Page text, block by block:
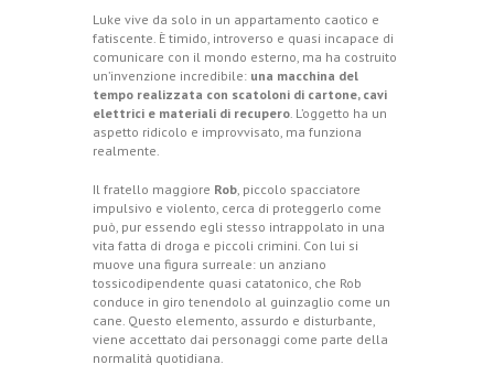
Luke vive da solo in un appartamento caotico e
fatiscente. È timido, introverso e quasi incapace di
comunicare con il mondo esterno, ma ha costruito
un’invenzione incredibile: una macchina del
tempo realizzata con scatoloni di cartone, cavi
elettrici e materiali di recupero . L’oggetto ha un
aspetto ridicolo e improvvisato, ma funziona
realmente.
Il fratello maggiore Rob , piccolo spacciatore
impulsivo e violento, cerca di proteggerlo come
può, pur essendo egli stesso intrappolato in una
vita fatta di droga e piccoli crimini. Con lui si
muove una figura surreale: un anziano
tossicodipendente quasi catatonico, che Rob
conduce in giro tenendolo al guinzaglio come un
cane. Questo elemento, assurdo e disturbante,
viene accettato dai personaggi come parte della
normalità quotidiana.